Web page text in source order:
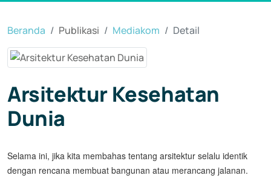
Beranda Publikasi Mediakom Detail
Arsitektur Kesehatan
Dunia
Selama ini, jika kita membahas tentang arsitektur selalu identik
dengan rencana membuat bangunan atau merancang jalanan.